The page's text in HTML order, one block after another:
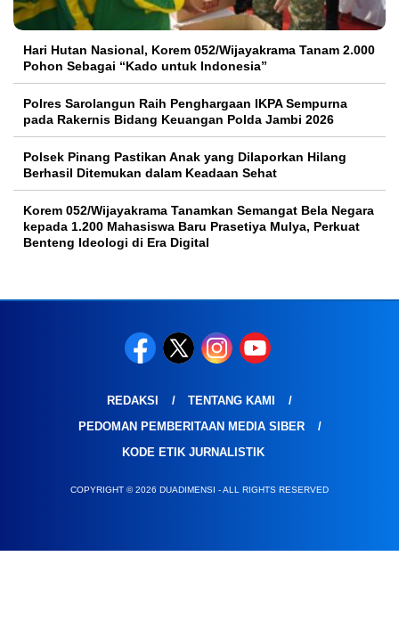
Hari Hutan Nasional, Korem 052/Wijayakrama Tanam 2.000
Pohon Sebagai “Kado untuk Indonesia”
Polres Sarolangun Raih Penghargaan IKPA Sempurna
pada Rakernis Bidang Keuangan Polda Jambi 2026
Polsek Pinang Pastikan Anak yang Dilaporkan Hilang
Berhasil Ditemukan dalam Keadaan Sehat
Korem 052/Wijayakrama Tanamkan Semangat Bela Negara
kepada 1.200 Mahasiswa Baru Prasetiya Mulya, Perkuat
Benteng Ideologi di Era Digital
REDAKSI
TENTANG KAMI
PEDOMAN PEMBERITAAN MEDIA SIBER
KODE ETIK JURNALISTIK
COPYRIGHT © 2026 DUADIMENSI - ALL RIGHTS RESERVED